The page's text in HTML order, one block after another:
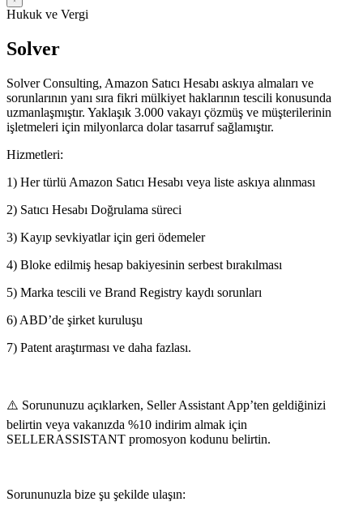
Hukuk ve Vergi
Solver
Solver Consulting, Amazon Satıcı Hesabı askıya almaları ve
sorunlarının yanı sıra fikri mülkiyet haklarının tescili konusunda
uzmanlaşmıştır. Yaklaşık 3.000 vakayı çözmüş ve müşterilerinin
işletmeleri için milyonlarca dolar tasarruf sağlamıştır.
Hizmetleri:
1) Her türlü Amazon Satıcı Hesabı veya liste askıya alınması
2) Satıcı Hesabı Doğrulama süreci
3) Kayıp sevkiyatlar için geri ödemeler
4) Bloke edilmiş hesap bakiyesinin serbest bırakılması
5) Marka tescili ve Brand Registry kaydı sorunları
6) ABD’de şirket kuruluşu
7) Patent araştırması ve daha fazlası.
⚠️ Sorununuzu açıklarken, Seller Assistant App’ten geldiğinizi
belirtin veya vakanızda %10 indirim almak için
SELLERASSISTANT promosyon kodunu belirtin.
Sorununuzla bize şu şekilde ulaşın: